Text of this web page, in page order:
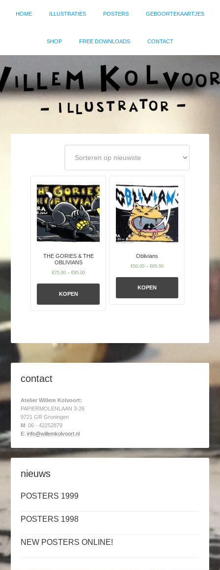
HOME ILLUSTRATIES POSTERS GEBOORTEKAARTJES
SHOP FREE DOWNLOADS CONTACT
THE GORIES & THE
OBLIVIANS
€75.00– €95.00
KOPEN
Oblivians
€50.00 –€65.00
KOPEN
contact
Atelier Willem Kolvoort:
PAPIERMOLENLAAN 3-26
9721 GR Groningen
M : 06 - 42252879
E:info@willemkolvoort.nl
nieuws
POSTERS 1999
POSTERS 1998
NEW POSTERS ONLINE!